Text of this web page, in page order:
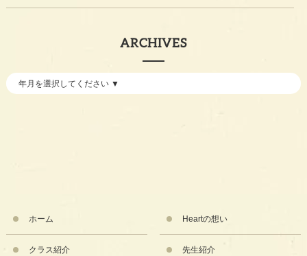
ARCHIVES
ホーム Heartの想い
クラス紹介 先生紹介